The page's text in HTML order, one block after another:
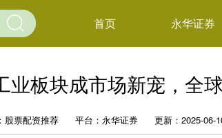
首页 永华证券
业板块成市场新宠，全
股票配资推荐 平台：永华证券 更新：2025-06-